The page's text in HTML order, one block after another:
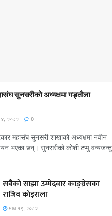
सुनसरीको अध्यक्षमा गड्ताैला
२०८२ 0
महासंघ सुनसरी शाखाको अध्यक्षमा नवीन
भएका छन्। सुनसरीको काेशी टप्पु वन्यजन्तु
सबैको साझा उम्मेदवार काङ्ग्रेसका
राजिव कोइराला
माघ १९, २०८२